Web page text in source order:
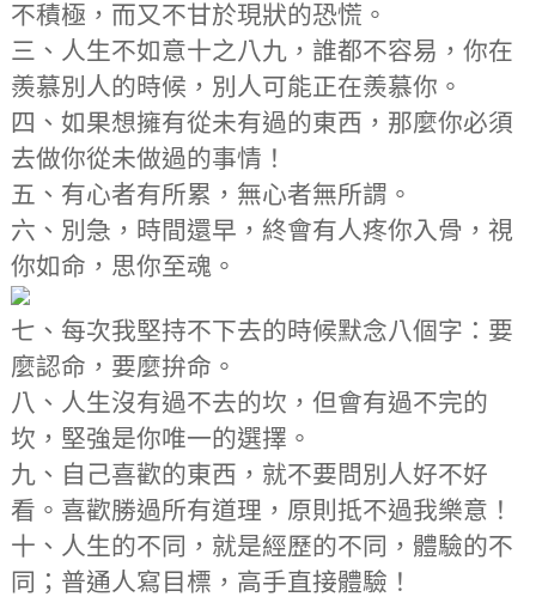
不積極，而又不甘於現狀的恐慌。
三、人生不如意十之八九，誰都不容易，你在
羨慕別人的時候，別人可能正在羨慕你。
四、如果想擁有從未有過的東西，那麼你必須
去做你從未做過的事情！
五、有心者有所累，無心者無所謂。
六、別急，時間還早，終會有人疼你入骨，視
你如命，思你至魂。
七、每次我堅持不下去的時候默念八個字：要
麼認命，要麼拚命。
八、人生沒有過不去的坎，但會有過不完的
坎，堅強是你唯一的選擇。
九、自己喜歡的東西，就不要問別人好不好
看。喜歡勝過所有道理，原則抵不過我樂意！
十、人生的不同，就是經歷的不同，體驗的不
同；普通人寫目標，高手直接體驗！